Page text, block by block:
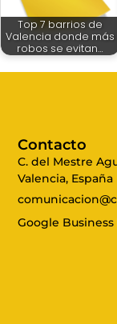
Top 7 barrios de
Valencia donde más
robos se evitan…
Contacto
C. del Mestre
Valencia, España
Google